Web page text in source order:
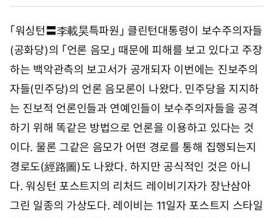
9
년
9
월
7
일
0
7
5
7
분
「워싱턴〓李載昊특파원」 클린턴대통령이 보수주의자들
(공화당)의 「언론 음모」 때문에 피해를 보고 있다고 주장
하는 백악관측의 보고서가 공개되자 이번에는 진보주의
자들(민주당)의 언론 음모론이 나왔다. 민주당을 지지하
는 진보적 언론인들과 연예인들이 보수주의자들을 공격
하기 위해 똑같은 방법으로 언론을 이용하고 있다는 것
이다. 물론 그같은 음모가 어떤 경로를 통해 집행되는지
경로도(經路圖)도 나왔다. 하지만 공식적인 것은 아니
다. 워싱턴 포스트지의 리처드 레이비기자가 장난삼아
그린 일종의 가상도다. 레이비는 11일자 포스트지 스타일